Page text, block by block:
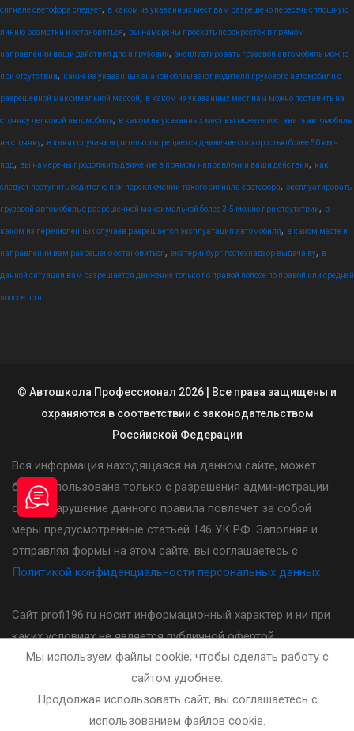
сигнале светофора следует, в каком из указанных мест вам разрешено пересечь сплошную
линию разметки и остановиться, вы намерены проехать перекресток в прямом
направлении ваши действия дпс и грузовик, эксплуатировать грузовой автомобиль можно
при отсутствии, какие из указанных знаков обязывают водителя грузового автомобиля с
разрешенной максимальной массой, в каком из указанных мест вам можно поставить на
стоянку легковой автомобиль, в каком из указанных мест вы можете поставить автомобиль
на стоянку, в каких случаях водителю запрещается движение со скоростью более 50 км ч
пдд, вы намерены продолжить движение в прямом направлении ваши действия, как
следует поступить водителю при переключении такого сигнала светофора, эксплуатировать
грузовой автомобиль с разрешенной максимальной более 3.5 можно при отсутствии, в
каком из перечисленных случаев разрешается эксплуатация автомобиля, в каком месте и
направлении вам разрешено остановиться, екатеринбург гостехнадзор выдача ву, в
данной ситуации вам разрешается движение только по правой полосе по правой или средней
полосе по л
© Автошкола Профессионал 2026 | Все права защищены и
охраняются в соответствии с законодательством
Россйиской Федерации
Вся информация находящаяся на данном сайте, может
быть использована только с разрешения администрации
сайта. Нарушение данного правила повлечет за собой
меры предусмотренные статьей 146 УК РФ. Заполняя и
отправляя формы на этом сайте, вы соглашаетесь с
Политикой конфиденциальности персональных данных
Сайт profi196.ru носит информационный характер и ни при
каких условиях не является публичной офертой,
определяемой положениями статьи 437(2) Гражданского
кодекса Российской Федерации. Стоимость, порядок и
другие условия предоставления услуг указанных на сайте
необходимо уточнять у администратора автошколы.
Мы используем файлы cookie, чтобы сделать работу с
сайтом удобнее.
Продолжая использовать сайт, вы соглашаетесь с
использованием файлов cookie.